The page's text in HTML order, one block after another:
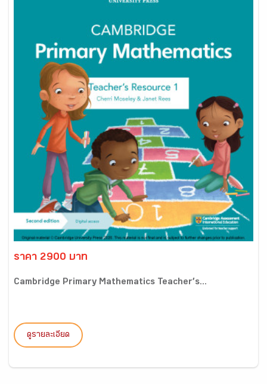
ราคา 2900 บาท
Cambridge Primary Mathematics Teacher’s...
ดูรายละเอียด